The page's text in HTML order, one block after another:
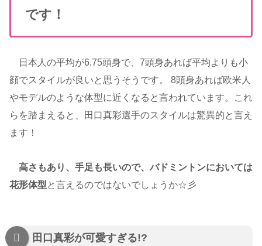
です！
日本人の平均が6.75頭身で、7頭身あれば平均よりも小
顔でスタイルが良いと思うそうです。 8頭身あれば欧米人
やモデルのような体型に近くなると言われています。これ
らを踏まえると、田口真彩選手のスタイルは驚異的と言え
ます！
高さもあり、手足も長いので、バドミントンにおいては
花形体型 と言えるのではないでしょうか☆彡
田口真彩が可愛すぎる!?